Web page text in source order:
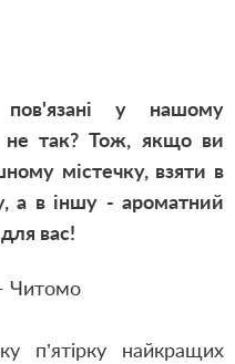
у нашому
не так? Тож, якщо ви
містечку, взяти в
а в іншу - ароматний
вас!
Читомо
п’ятірку найкращих